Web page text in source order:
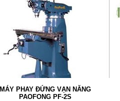
MÁY PHAY ĐỨNG VẠN NĂNG
PAOFONG PF-2S